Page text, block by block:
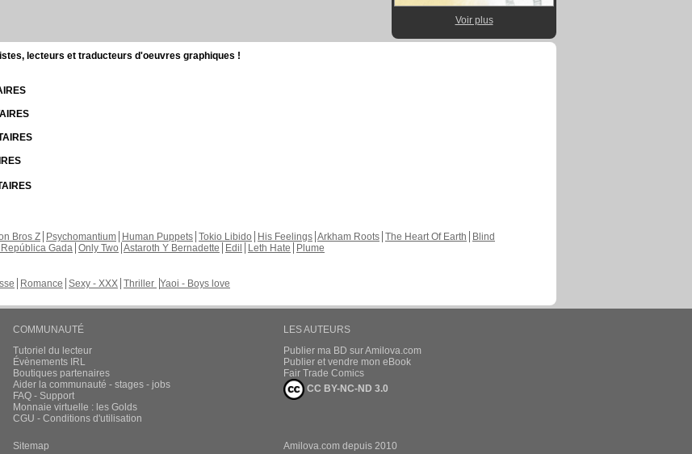
Voir plus
lecteurs et traducteurs d'oeuvres graphiques !
Bros Z Psychomantium Human Puppets Tokio Libido His Feelings Arkham Roots The Heart Of Earth
Blind
Gada Only Two Astaroth Y Bernadette Edil Leth Hate
Plume
Romance Sexy - XXX Thriller Yaoi - Boys love
COMMUNAUTÉ
Tutoriel du lecteur
Évènements IRL
Boutiques partenaires
Aider la communauté - stages - jobs
FAQ - Support
Monnaie virtuelle : les Golds
CGU - Conditions d'utilisation
LES AUTEURS
Publier ma BD sur Amilova.com
Publier et vendre mon eBook
Fair Trade Comics
CC BY-NC-ND 3.0
Sitemap Amilova.com depuis 2010